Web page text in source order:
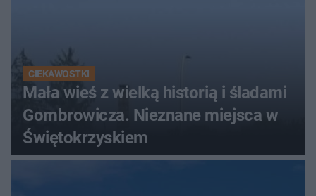
CIEKAWOSTKI
Mała wieś z wielką historią i śladami
Gombrowicza. Nieznane miejsca w
Świętokrzyskiem